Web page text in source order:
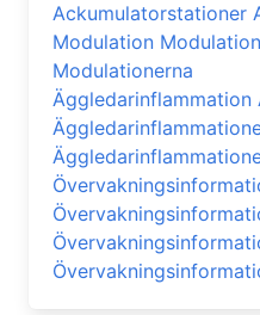
Ackumulatorstationer
Modulation
Modulationerna
Äggledarinflammation